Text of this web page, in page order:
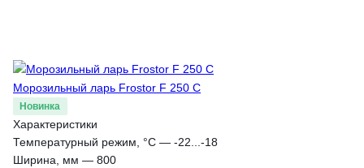
Морозильный ларь Frostor F 250 C
Новинка
Характеристики
Температурный режим, °С — -22...-18
Ширина, мм — 800